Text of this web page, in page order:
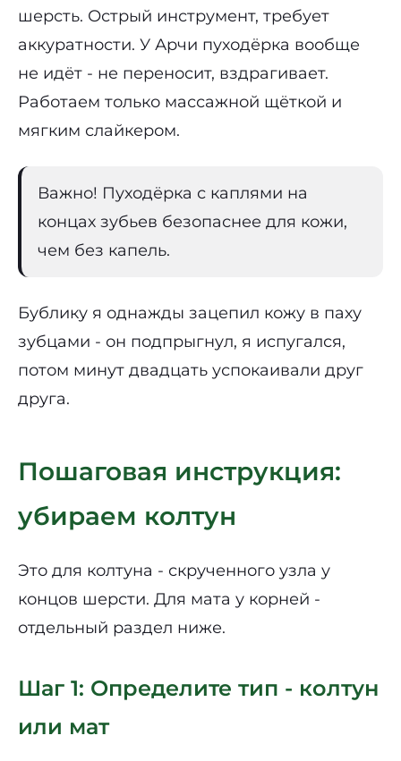
шерсть. Острый инструмент, требует
аккуратности. У Арчи пуходёрка вообще
не идёт - не переносит, вздрагивает.
Работаем только массажной щёткой и
мягким слайкером.
Важно! Пуходёрка с каплями на
концах зубьев безопаснее для кожи,
чем без капель.
Бублику я однажды зацепил кожу в паху
зубцами - он подпрыгнул, я испугался,
потом минут двадцать успокаивали друг
друга.
Пошаговая инструкция:
убираем колтун
Это для колтуна - скрученного узла у
концов шерсти. Для мата у корней -
отдельный раздел ниже.
Шаг 1: Определите тип - колтун
или мат